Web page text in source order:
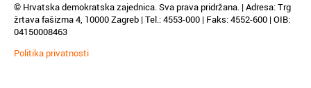
© Hrvatska demokratska zajednica. Sva prava pridržana. | Adresa: Trg
žrtava fašizma 4, 10000 Zagreb | Tel.: 4553-000 | Faks: 4552-600 | OIB:
04150008463
Politika privatnosti